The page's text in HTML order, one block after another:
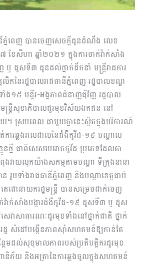
នីភ្នំពេញ បានចេញសេចក្តីជូនដំណឹង លេខ
ែសីហា ឆ្នាំ២០២១ ក្នុងការចាក់វ៉ាក់សាំង
ឬ ដូសទី៣ ជូនដល់ថ្នាក់ដឹកនាំ មន្ត្រីរាជការ
កនៃរដ្ឋបាលរាជធានីភ្នំពេញ រដ្ឋបាលខណ្ឌ
ង១៥ មន្ទីរ-អង្គភាពជំនាញជុំវិញ រដ្ឋបាល
មន្ត្រីសុខាភិបាលជួរមុខវិស័យឯកជន នៅ
។ ស្របពេល ជាមួយគ្នានេះស្ថិតក្នុងបរិការណ៍
ការឆ្លងរាលដាលនៃជំងឺកូវីដ-១៩ បណ្តាល
នថ្មី ជាពិសេសមេរោគកូវីដ ប្រភេទដែលតា
វាយលុកយ៉ាងសកម្មតាមបណ្តា ទីក្រុងនានា
រួមទាំងរាជធានីភ្នំពេញ និងបណ្តាខេត្តជាប់
េជោនាយករដ្ឋមន្ត្រី បានសម្រេចដាក់ចេញ
ាក់វ៉ាក់សាំងបង្ការជំងឺកូវីដ-១៩ ដូសទី៣ ឬ ដូស
វាសាធារណៈជួរមុខទាំងនៅថ្នាក់ជាតិ ថ្នាក់
ឋ សំដៅបង្កើនភាពស៊ាំសហគមន៍ឱ្យកាន់តែ
ថែមដល់សុខុមាលភាពរបស់ប្រតិបត្តិករជួរមុខ
និភ័យ និងអត្រានៃការឆ្លងចូលក្នុងសហគមន៍